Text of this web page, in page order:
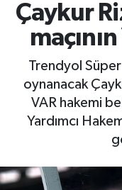
Çaykur
Trendyol
oynanacak
VAR hakemi
Yardımcı